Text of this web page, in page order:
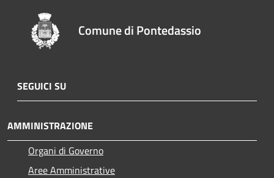
Comune di Pontedassio
SEGUICI SU
AMMINISTRAZIONE
Organi di Governo
Aree Amministrative